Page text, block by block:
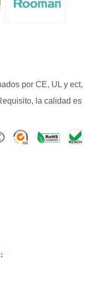
por CE, UL y ect,
la calidad es